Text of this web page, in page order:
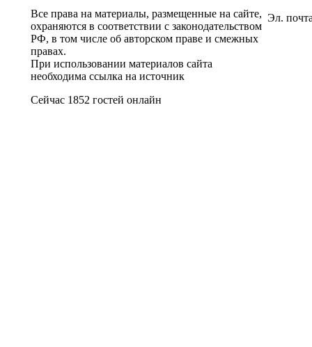
Все права на материалы, размещенные на сайте,
охраняются в соответствии с законодательством
РФ, в том числе об авторском праве и смежных
правах.
При использовании материалов сайта
необходима ссылка на источник
Сейчас 1852 гостей онлайн
Эл.